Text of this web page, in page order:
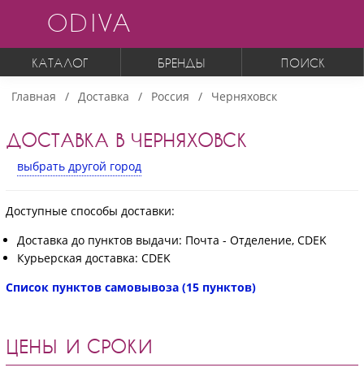
ODIVA
КАТАЛОГ БРЕНДЫ ПОИСК
Главная Доставка Россия Черняховск
ДОСТАВКА В ЧЕРНЯХОВСК
выбрать другой город
Доступные способы доставки:
Доставка до пунктов выдачи: Почта - Отделение, CDEK
Курьерская доставка: CDEK
Список пунктов самовывоза (15 пунктов)
ЦЕНЫ И СРОКИ